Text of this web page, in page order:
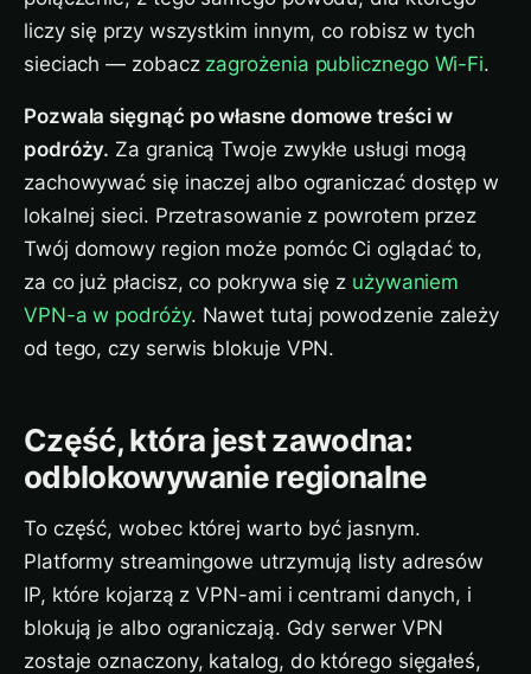
liczy się przy wszystkim innym, co robisz w tych
sieciach — zobacz zagrożenia publicznego Wi-Fi.
Pozwala sięgnąć po własne domowe treści w
podróży. Za granicą Twoje zwykłe usługi mogą
zachowywać się inaczej albo ograniczać dostęp w
lokalnej sieci. Przetrasowanie z powrotem przez
Twój domowy region może pomóc Ci oglądać to,
za co już płacisz, co pokrywa się z używaniem
VPN-a w podróży. Nawet tutaj powodzenie zależy
od tego, czy serwis blokuje VPN.
Część, która jest zawodna:
odblokowywanie regionalne
To część, wobec której warto być jasnym.
Platformy streamingowe utrzymują listy adresów
IP, które kojarzą z VPN-ami i centrami danych, i
blokują je albo ograniczają. Gdy serwer VPN
zostaje oznaczony, katalog, do którego sięgałeś,